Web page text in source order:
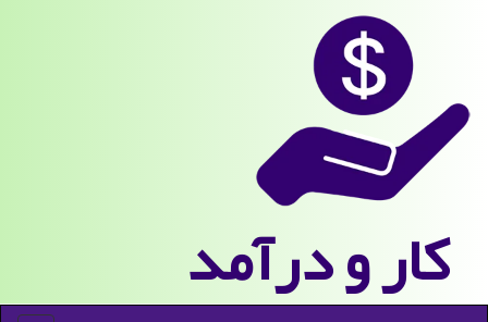
كار و درآمد